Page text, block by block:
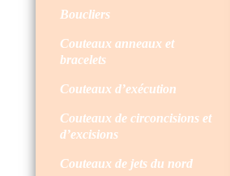
Boucliers
Couteaux anneaux et
bracelets
Couteaux d’exécution
Couteaux de circoncisions et
d’excisions
Couteaux de jets du nord